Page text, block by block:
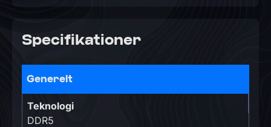
Specifikationer
Generelt
Teknologi
DDR5